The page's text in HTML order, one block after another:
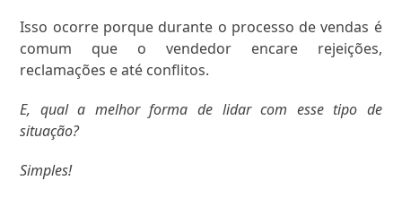
Isso ocorre porque durante o processo de vendas é
comum que o vendedor encare rejeições,
reclamações e até conflitos.
E, qual a melhor forma de lidar com esse tipo de
situação?
Simples!